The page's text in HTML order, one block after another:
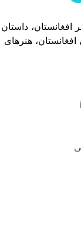
افغانستان، داستان
هنرهای